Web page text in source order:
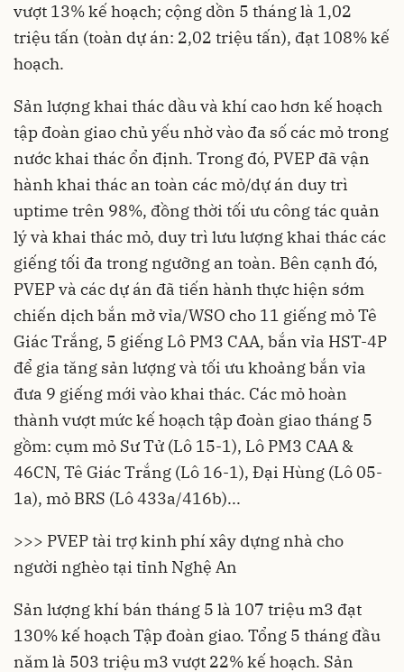
vượt 13% kế hoạch; cộng dồn 5 tháng là 1,02
triệu tấn (toàn dự án: 2,02 triệu tấn), đạt 108% kế
hoạch.
Sản lượng khai thác dầu và khí cao hơn kế hoạch
tập đoàn giao chủ yếu nhờ vào đa số các mỏ trong
nước khai thác ổn định. Trong đó, PVEP đã vận
hành khai thác an toàn các mỏ/dự án duy trì
uptime trên 98%, đồng thời tối ưu công tác quản
lý và khai thác mỏ, duy trì lưu lượng khai thác các
giếng tối đa trong ngưỡng an toàn. Bên cạnh đó,
PVEP và các dự án đã tiến hành thực hiện sớm
chiến dịch bắn mở vỉa/WSO cho 11 giếng mỏ Tê
Giác Trắng, 5 giếng Lô PM3 CAA, bắn vỉa HST-4P
để gia tăng sản lượng và tối ưu khoảng bắn vỉa
đưa 9 giếng mới vào khai thác. Các mỏ hoàn
thành vượt mức kế hoạch tập đoàn giao tháng 5
gồm: cụm mỏ Sư Tử (Lô 15-1), Lô PM3 CAA &
46CN, Tê Giác Trắng (Lô 16-1), Đại Hùng (Lô 05-
1a), mỏ BRS (Lô 433a/416b)...
>>> PVEP tài trợ kinh phí xây dựng nhà cho
người nghèo tại tỉnh Nghệ An
Sản lượng khí bán tháng 5 là 107 triệu m3 đạt
130% kế hoạch Tập đoàn giao. Tổng 5 tháng đầu
năm là 503 triệu m3 vượt 22% kế hoạch. Sản